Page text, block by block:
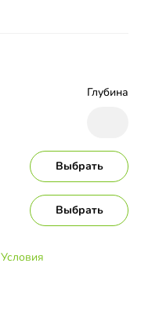
Глубина
Выбрать
Выбрать
Условия